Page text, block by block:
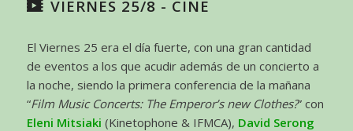
VIERNES 25/8 - CINE
El Viernes 25 era el día fuerte, con una gran cantidad
de eventos a los que acudir además de un concierto a
la noche, siendo la primera conferencia de la mañana
“Film Music Concerts: The Emperor’s new Clothes?” con
Eleni Mitsiaki (Kinetophone & IFMCA), David Serong